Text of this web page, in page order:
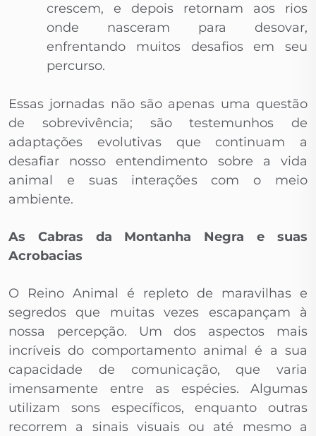
crescem, e depois retornam aos rios
onde nasceram para desovar,
enfrentando muitos desafios em seu
percurso.
Essas jornadas não são apenas uma questão
de sobrevivência; são testemunhos de
adaptações evolutivas que continuam a
desafiar nosso entendimento sobre a vida
animal e suas interações com o meio
ambiente.
As Cabras da Montanha Negra e suas
Acrobacias
O Reino Animal é repleto de maravilhas e
segredos que muitas vezes escapançam à
nossa percepção. Um dos aspectos mais
incríveis do comportamento animal é a sua
capacidade de comunicação, que varia
imensamente entre as espécies. Algumas
utilizam sons específicos, enquanto outras
recorrem a sinais visuais ou até mesmo a